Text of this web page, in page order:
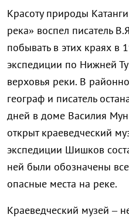
Красоту природы
река» воспел писатель
побывать в этих краях в
экспедиции по Нижней
верховья реки. В
географ и писатель
дней в доме Василия
открыт краеведческий
экспедиции Шишков
ней были обозначены
опасные места на реке.
Краеведческий музей –